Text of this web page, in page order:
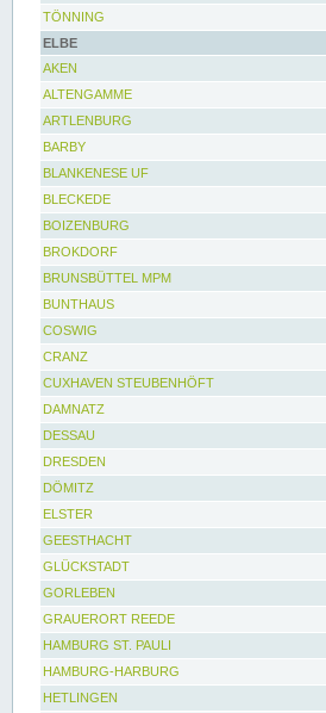
TÖNNING
ELBE
AKEN
ALTENGAMME
ARTLENBURG
BARBY
BLANKENESE UF
BLECKEDE
BOIZENBURG
BROKDORF
BRUNSBÜTTEL MPM
BUNTHAUS
COSWIG
CRANZ
CUXHAVEN STEUBENHÖFT
DAMNATZ
DESSAU
DRESDEN
DÖMITZ
ELSTER
GEESTHACHT
GLÜCKSTADT
GORLEBEN
GRAUERORT REEDE
HAMBURG ST. PAULI
HAMBURG-HARBURG
HETLINGEN